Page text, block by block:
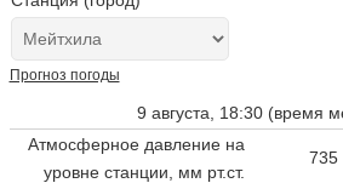
Прогноз погоды
9 августа, 18:30 (время
Атмосферное давление на
уровне станции, мм рт.ст.
735